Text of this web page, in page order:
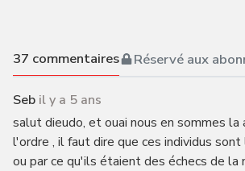
37 commentaires Réservé aux
Seb il y a 5 ans
salut dieudo, et ouai nous en sommes la
l'ordre , il faut dire que ces individus
ou par ce qu'ils étaient des échecs de